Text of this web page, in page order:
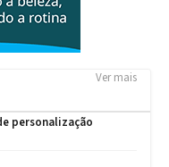
Ver mais